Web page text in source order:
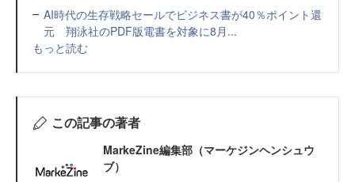
AI時代の生存戦略セールでビジネス書が40％ポイント還
元 翔泳社のPDF版電書を対象に8月...
もっと読む
この記事の著者
MarkeZine編集部（マーケジンヘンシュウ
ブ）